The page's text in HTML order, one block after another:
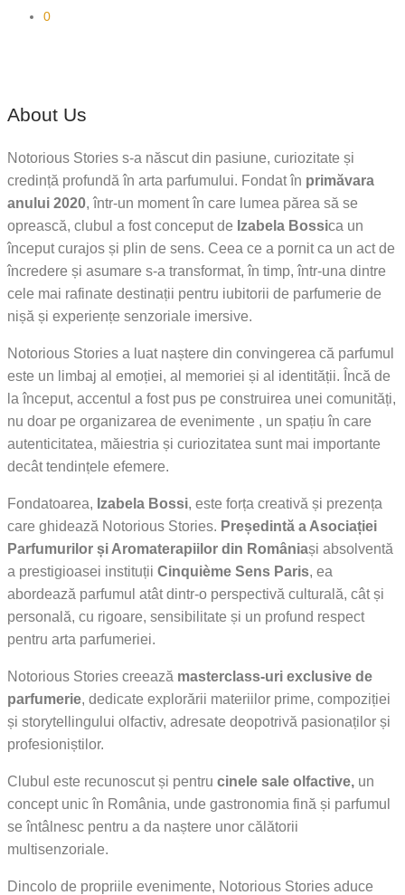
0
About Us
Notorious Stories s-a născut din pasiune, curiozitate și
credință profundă în arta parfumului. Fondat în primăvara
anului 2020, într-un moment în care lumea părea să se
oprească, clubul a fost conceput de Izabela Bossica un
început curajos și plin de sens. Ceea ce a pornit ca un act de
încredere și asumare s-a transformat, în timp, într-una dintre
cele mai rafinate destinații pentru iubitorii de parfumerie de
nișă și experiențe senzoriale imersive.
Notorious Stories a luat naștere din convingerea că parfumul
este un limbaj al emoției, al memoriei și al identității. Încă de
la început, accentul a fost pus pe construirea unei comunități,
nu doar pe organizarea de evenimente , un spațiu în care
autenticitatea, măiestria și curiozitatea sunt mai importante
decât tendințele efemere.
Fondatoarea, Izabela Bossi, este forța creativă și prezența
care ghidează Notorious Stories. Președintă a Asociației
Parfumurilor și Aromaterapiilor din Româniași absolventă
a prestigioasei instituții Cinquième Sens Paris, ea
abordează parfumul atât dintr-o perspectivă culturală, cât și
personală, cu rigoare, sensibilitate și un profund respect
pentru arta parfumeriei.
Notorious Stories creează masterclass-uri exclusive de
parfumerie, dedicate explorării materiilor prime, compoziției
și storytellingului olfactiv, adresate deopotrivă pasionaților și
profesioniștilor.
Clubul este recunoscut și pentru cinele sale olfactive, un
concept unic în România, unde gastronomia fină și parfumul
se întâlnesc pentru a da naștere unor călătorii
multisenzoriale.
Dincolo de propriile evenimente, Notorious Stories aduce